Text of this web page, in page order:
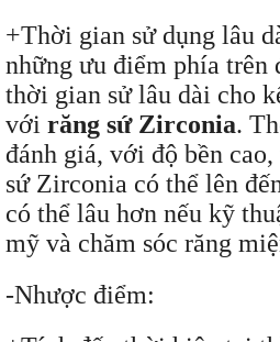
+Thời gian sử dụng lâu
những ưu điểm phía trên
thời gian sử lâu dài cho
với răng sứ Zirconia.
đánh giá, với độ bền
sứ Zirconia có thể lên
có thể lâu hơn nếu kỹ
mỹ và chăm sóc răng
-Nhược điểm: